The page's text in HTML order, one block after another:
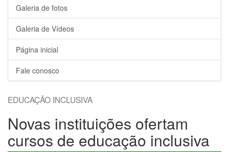
Galeria de fotos
Galeria de Vídeos
Página inicial
Fale conosco
EDUCAÇÃO INCLUSIVA
Novas instituições ofertam
cursos de educação inclusiva